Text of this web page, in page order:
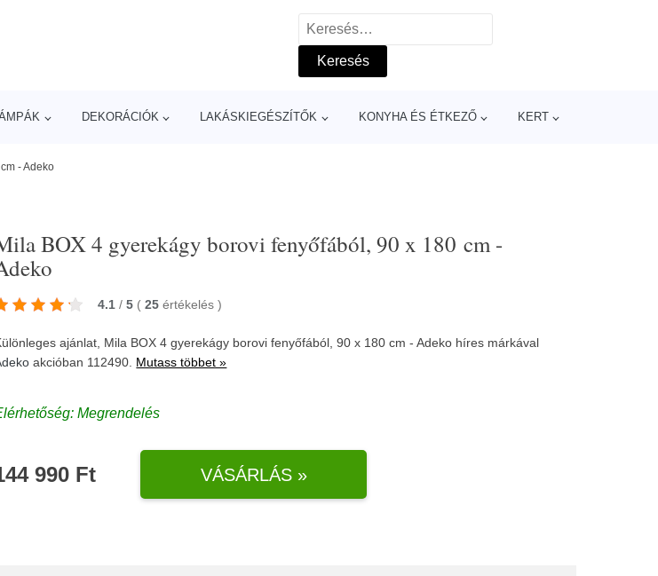
Keresés:
DEKORÁCIÓK LAKÁSKIEGÉSZÍTŐK KONYHA ÉS ÉTKEZŐ KERT
- Adeko
BOX 4 gyerekágy borovi fenyőfából, 90 x 180 cm -
4.1 / 5 ( 25 értékelés)
ajánlat, Mila BOX 4 gyerekágy borovi fenyőfából, 90 x 180 cm - Adeko híres márkával
akcióban 112490. Mutass többet »
Megrendelés
990 Ft VÁSÁRLÁS »